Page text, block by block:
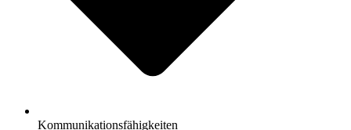
Kommunikationsfähigkeiten